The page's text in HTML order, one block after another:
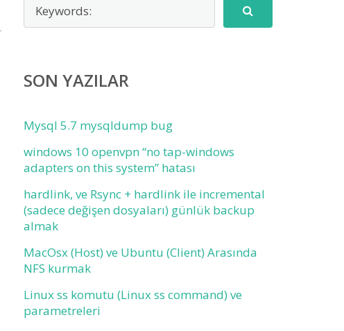
SON YAZILAR
Mysql 5.7 mysqldump bug
windows 10 openvpn “no tap-windows
adapters on this system” hatası
hardlink, ve Rsync + hardlink ile incremental
(sadece değişen dosyaları) günlük backup
almak
MacOsx (Host) ve Ubuntu (Client) Arasında
NFS kurmak
Linux ss komutu (Linux ss command) ve
parametreleri